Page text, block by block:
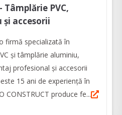
Tâmplărie PVC,
accesorii
firmă specializată în
și tâmplărie aluminiu,
profesional și accesorii
15 ani de experiență în
CONSTRUCT produce fe...